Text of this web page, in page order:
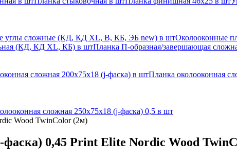
углы сложные (КД, КД XL, В, КБ, ЭБ new) в штОколооконные
(КД, КД XL, КБ) в штПланка П-образная/завершающая
сложная 200х75х18 (j-фаска) в штПланка околооконная
сложная 250х75х18 (j-фаска) 0,5 в шт
Wood TwinColor (2м)
0,45 Print Elite Nordic Wood